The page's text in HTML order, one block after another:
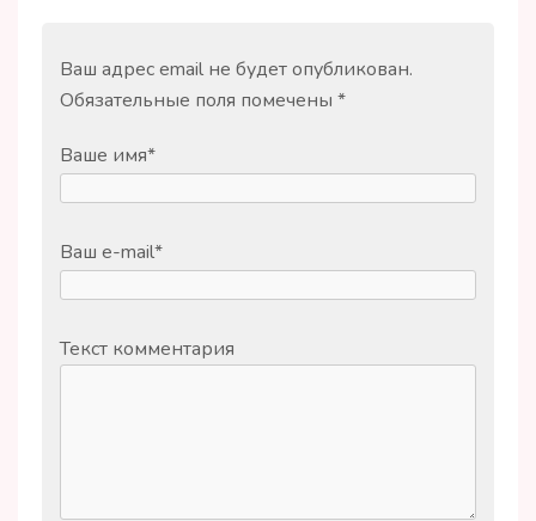
Ваш адрес email не будет опубликован.
Обязательные поля помечены *
Ваше имя*
Ваш e-mail*
Текст комментария